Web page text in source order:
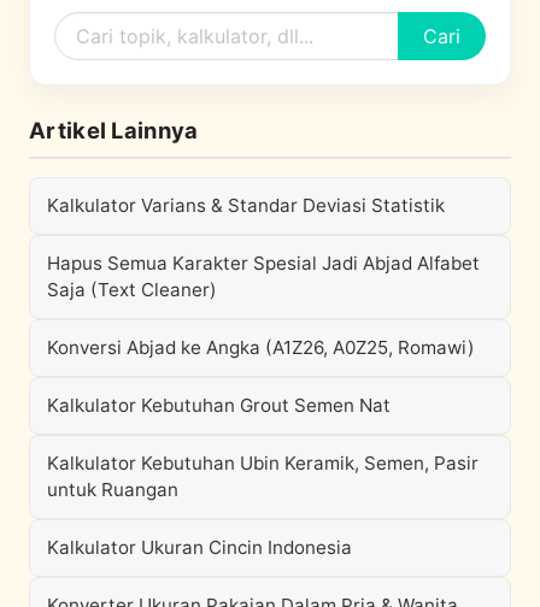
Cari
Artikel Lainnya
Kalkulator Varians & Standar Deviasi Statistik
Hapus Semua Karakter Spesial Jadi Abjad Alfabet
Saja (Text Cleaner)
Konversi Abjad ke Angka (A1Z26, A0Z25, Romawi)
Kalkulator Kebutuhan Grout Semen Nat
Kalkulator Kebutuhan Ubin Keramik, Semen, Pasir
untuk Ruangan
Kalkulator Ukuran Cincin Indonesia